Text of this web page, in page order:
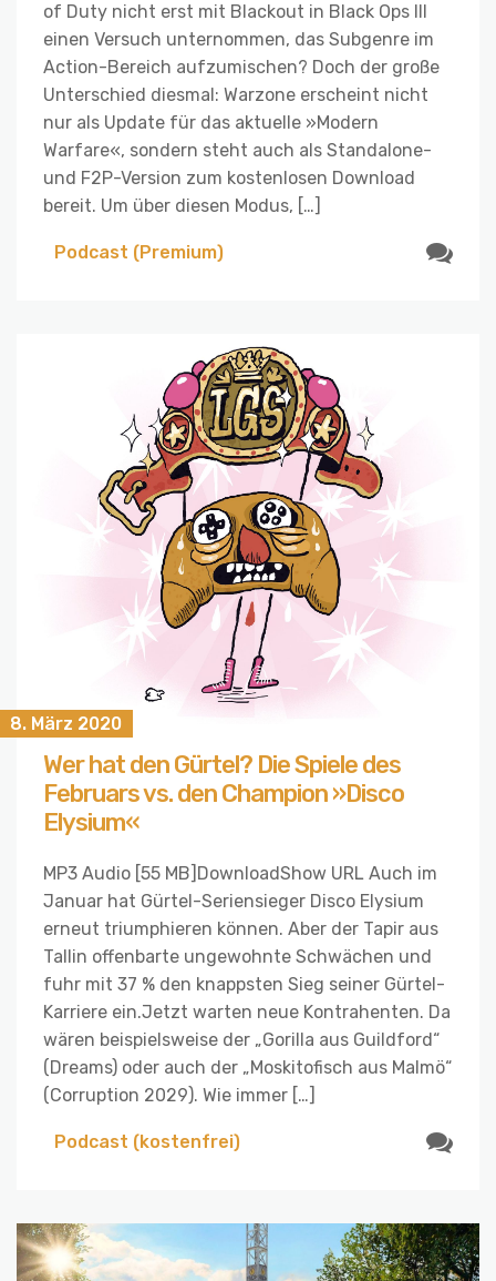
of Duty nicht erst mit Blackout in Black Ops III
einen Versuch unternommen, das Subgenre im
Action-Bereich aufzumischen? Doch der große
Unterschied diesmal: Warzone erscheint nicht
nur als Update für das aktuelle »Modern
Warfare«, sondern steht auch als Standalone-
und F2P-Version zum kostenlosen Download
bereit. Um über diesen Modus, […]
Podcast (Premium)
8. März 2020
Wer hat den Gürtel? Die Spiele des
Februars vs. den Champion »Disco
Elysium«
MP3 Audio [55 MB]DownloadShow URL Auch im
Januar hat Gürtel-Seriensieger Disco Elysium
erneut triumphieren können. Aber der Tapir aus
Tallin offenbarte ungewohnte Schwächen und
fuhr mit 37 % den knappsten Sieg seiner Gürtel-
Karriere ein.Jetzt warten neue Kontrahenten. Da
wären beispielsweise der „Gorilla aus Guildford“
(Dreams) oder auch der „Moskitofisch aus Malmö“
(Corruption 2029). Wie immer […]
Podcast (kostenfrei)